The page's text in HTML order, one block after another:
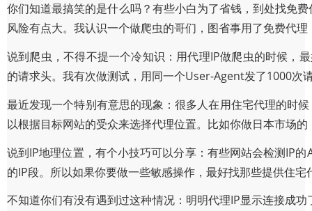
你们知道最搞笑的是什么吗？有些小白为了省钱，到处找免
风险有点大。我认识一个做爬虫的哥们，图省事用了免费代
说到爬虫，不得不提一个冷知识：用代理IP做爬虫的时候，
的请求头。我有次做测试，用同一个User-Agent发了1000次
最近发现一个特别有意思的现象：很多人在用住宅代理的时
以根据目标网站的受众来选择代理位置。比如你做日本市场
说到IP地理位置，有个小技巧可以分享：有些网站会检测IP
的IP段。所以如果你要做一些敏感操作，最好找那些提供住
不知道你们有没有遇到过这种情况：明明代理IP显示连接成